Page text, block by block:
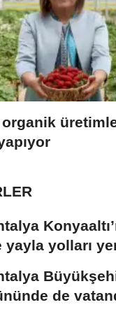
yayla yolları
de